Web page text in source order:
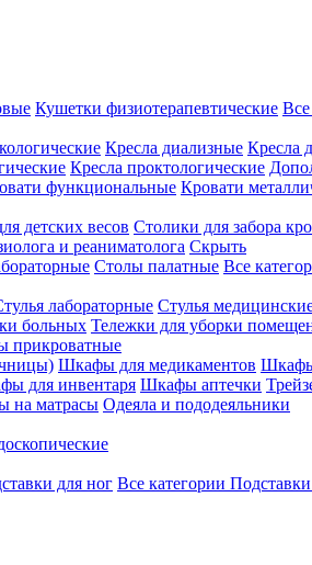
Кушетки физиотерапевтические Все
Кресла диализные Кресла
Кресла проктологические
функциональные Кровати
детских весов Столики для забора
и реаниматолога Скрыть
Столы палатные Все
лабораторные Стулья
больных Тележки для уборки
прикроватные
Шкафы для медикаментов
для инвентаря Шкафы аптечки
на матрасы Одеяла и пододеяльники
для ног Все категории